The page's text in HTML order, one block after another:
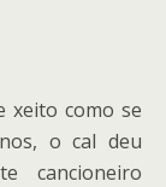
xeito como se
o cal deu
cancioneiro